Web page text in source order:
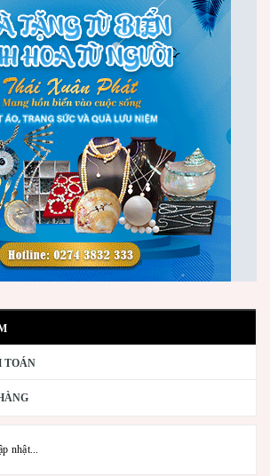
TOÁN
nhật...